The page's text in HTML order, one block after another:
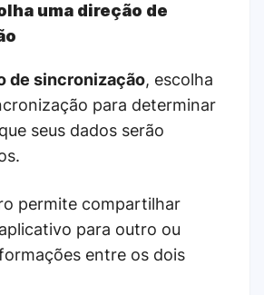
uma direção de
de sincronização, escolha
para determinar
seus dados serão
permite compartilhar
para outro ou
entre os dois